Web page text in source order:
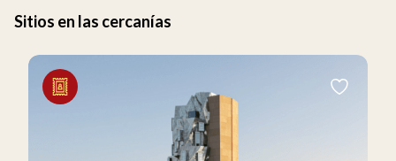
Sitios en las cercanías